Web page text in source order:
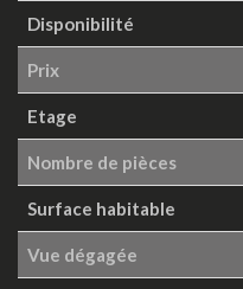
Disponibilité
Prix
Etage
Nombre de pièces
Surface habitable
Vue dégagée